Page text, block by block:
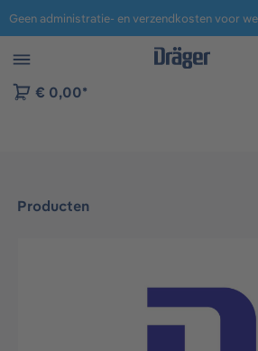
naar navigatie B2B-platform
€ 0,00*
Producten
Afbeeldingengalerij overslaan